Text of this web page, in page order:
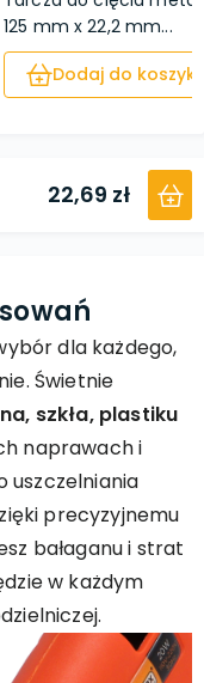
125 mm x 22,2 mm...
Dodaj do
22,69 zł
dla każdego,
Świetnie
szkła, plastiku
naprawach i
uszczelniania
precyzyjnemu
bałaganu i strat
w każdym